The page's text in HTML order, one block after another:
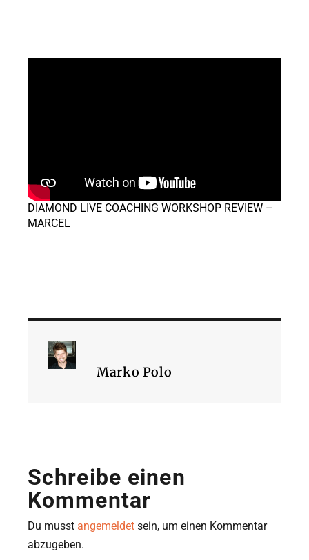
DIAMOND LIVE COACHING WORKSHOP REVIEW –
MARCEL
Marko Polo
Schreibe einen
Kommentar
Du musst angemeldet sein, um einen Kommentar
abzugeben.